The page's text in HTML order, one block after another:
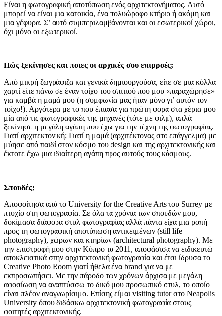
Είναι η φωτογραφική αποτύπωση ενός αρχιτεκτονήματος. Αυτό
μπορεί να είναι μια κατοικία, ένα πολυώροφο κτήριο ή ακόμη και
μια γέφυρα. Σ’ αυτό συμπεριλαμβάνονται και οι εσωτερικοί χώροι,
όχι μόνο οι εξωτερικοί.
Πώς ξεκίνησες και ποιες οι αρχικές σου επιρροές;
Από μικρή ζωγράφιζα και γενικά δημιουργούσα, είτε σε μια κόλλα
χαρτί είτε πάνω σε έναν τοίχο του σπιτιού που μου «παραχώρησε»
για καμβά η μαμά μου (η συμφωνία μας ήταν μόνο γι’ αυτόν τον
τοίχο!). Αργότερα με το που έπιασα για πρώτη φορά στα χέρια μου
μία από τις φωτογραφικές της μηχανές (τότε με φιλμ), απλά
ξεκίνησε η μεγάλη αγάπη που έχω για την τέχνη της φωτογραφίας.
Γιατί αρχιτεκτονική; Γιατί η μαμά (αρχιτέκτονας στο επάγγελμα) με
μύησε από παιδί στον κόσμο του design και της αρχιτεκτονικής και
έκτοτε έχω μια ιδιαίτερη αγάπη προς αυτούς τους κόσμους.
Σπουδές;
Αποφοίτησα από το University for the Creative Arts του Surrey με
πτυχίο στη φωτογραφία. Σε όλα τα χρόνια των σπουδών μου,
δοκίμασα διάφορα στυλ φωτογραφίας αλλά πάντα είχα μια ροπή
προς τη φωτογραφική αποτύπωση αντικειμένων (still life
photography), χώρων και κτηρίων (architectural photography). Με
την επιστροφή μου στην Κύπρο το 2011, αποφάσισα να ειδικευτώ
αποκλειστικά στην αρχιτεκτονική φωτογραφία και έτσι ίδρυσα το
Creative Photo Room γιατί ήθελα ένα brand για να με
εκπροσωπήσει. Με την πάροδο των χρόνων άρχισα με μεγάλη
αφοσίωση να αναπτύσσω το δικό μου προσωπικό στυλ, το οποίο
είναι πλέον αναγνωρίσιμο. Επίσης είμαι visiting tutor στο Neapolis
University όπου διδάσκω αρχιτεκτονική φωτογραφία στους
φοιτητές αρχιτεκτονικής.